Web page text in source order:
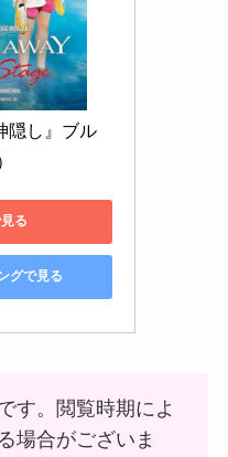
隠し』ブル
る
グで見る
す。閲覧時期によ
場合がございま